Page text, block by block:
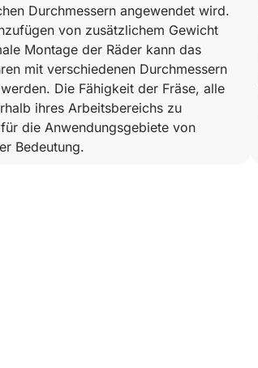
Durchmessern angewendet wird.
von zusätzlichem Gewicht
Montage der Räder kann das
mit verschiedenen Durchmessern
Die Fähigkeit der Fräse, alle
ihres Arbeitsbereichs zu
die Anwendungsgebiete von
Bedeutung.